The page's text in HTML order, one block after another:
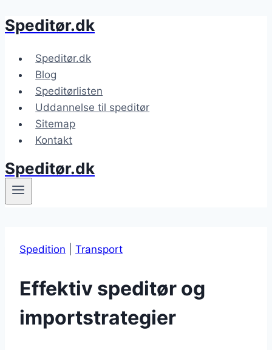
Fortsæt
indhold
Speditør.dk
Speditør.dk
Blog
Speditørlisten
Uddannelse til speditør
Sitemap
Kontakt
Speditør.dk
Spedition Transport
Effektiv speditør og
importstrategier